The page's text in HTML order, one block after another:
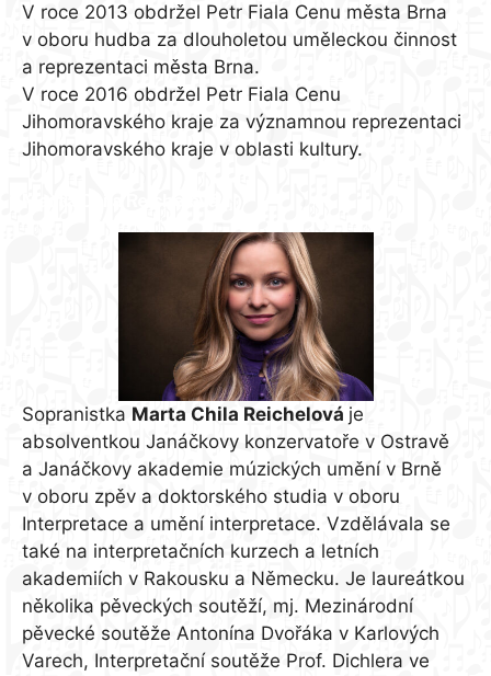
V roce 2013 obdržel Petr Fiala Cenu města Brna
v oboru hudba za dlouholetou uměleckou činnost
a reprezentaci města Brna.
V roce 2016 obdržel Petr Fiala Cenu
Jihomoravského kraje za významnou reprezentaci
Jihomoravského kraje v oblasti kultury.
Sopranistka Marta Chila Reichelová je
absolventkou Janáčkovy konzervatoře v Ostravě
a Janáčkovy akademie múzických umění v Brně
v oboru zpěv a doktorského studia v oboru
Interpretace a umění interpretace. Vzdělávala se
také na interpretačních kurzech a letních
akademiích v Rakousku a Německu. Je laureátkou
několika pěveckých soutěží, mj. Mezinárodní
pěvecké soutěže Antonína Dvořáka v Karlových
Varech, Interpretační soutěže Prof. Dichlera ve